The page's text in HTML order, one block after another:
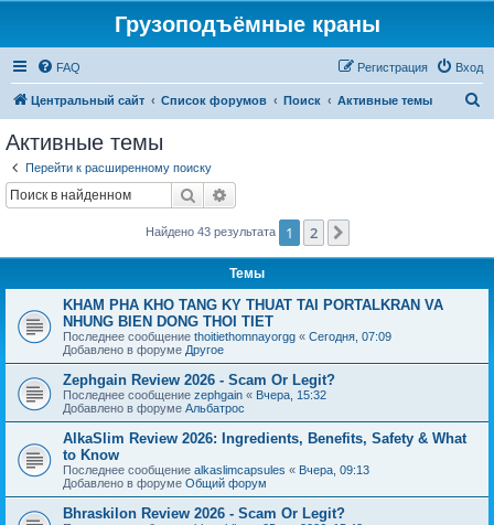
Грузоподъёмные краны
FAQ Вход
Регистрация
Центральный сайт Список форумов Поиск Активные темы
Активные темы
Перейти к расширенному поиску
Поиск
Найдено 43 результата 1 2
Темы
KHAM PHA KHO TANG KY THUAT TAI PORTALKRAN VA
NHUNG BIEN DONG THOI TIET
Последнее сообщение thoitiethomnayorgg « Сегодня, 07:09
Добавлено в форуме Другое
Zephgain Review 2026 - Scam Or Legit?
Последнее сообщение zephgain « Вчера, 15:32
Добавлено в форуме Альбатрос
AlkaSlim Review 2026: Ingredients, Benefits, Safety & What
to Know
Последнее сообщение alkaslimcapsules « Вчера, 09:13
Добавлено в форуме Общий форум
Bhraskilon Review 2026 - Scam Or Legit?